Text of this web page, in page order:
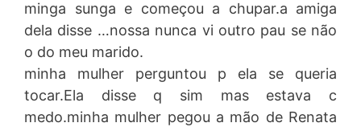
minga sunga e começou a chupar.a amiga
dela disse …nossa nunca vi outro pau se não
o do meu marido.
minha mulher perguntou p ela se queria
tocar.Ela disse q sim mas estava c
medo.minha mulher pegou a mão de Renata